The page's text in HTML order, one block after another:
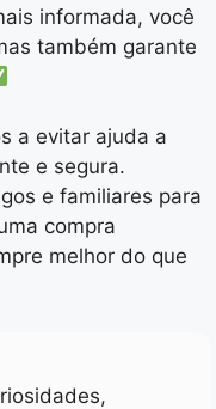
informada, você
também garante
a evitar ajuda a
e segura.
e familiares para
compra
melhor do que